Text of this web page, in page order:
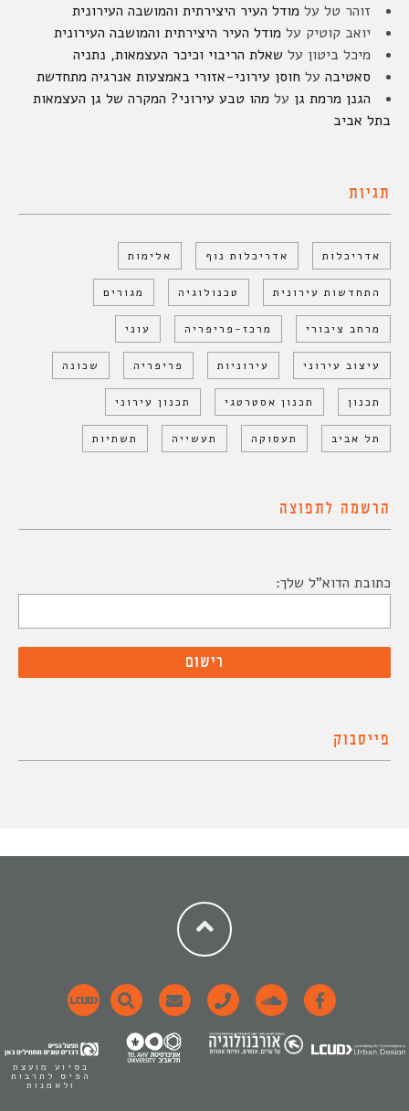
זוהר טל על מודל העיר היצירתית והמושבה העירונית
יואב קוטיק על מודל העיר היצירתית והמושבה העירונית
מיכל ביטון על שאלת הריבוי וכיכר העצמאות, נתניה
סאטיבה על חוסן עירוני-אזורי באמצעות אנרגיה מתחדשת
הגנן מרמת גן על מהו טבע עירוני? המקרה של גן העצמאות
בתל אביב
תגיות
אדריכלות אדריכלות נוף אלימות
התחדשות עירונית טכנולוגיה מגורים
מרחב ציבורי מרכז-פריפריה עוני
עיצוב עירוני עירוניות פריפריה שכונה
תכנון תכנון אסטרטגי תכנון עירוני
תל אביב תעסוקה תעשייה תשתיות
הרשמה לתפוצה
כתובת הדוא"ל שלך:
פייסבוק
בסיוע מועצת
הפיס לתרבות
ולאמנות